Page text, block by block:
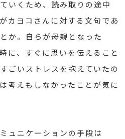
いくため、読み取りの途中
カヨコさんに対する文句であ
か。自らが母親となった
に、すぐに思いを伝えること
ごいストレスを抱えていたの
考えもしなかったことが気に
ュニケーションの手段は